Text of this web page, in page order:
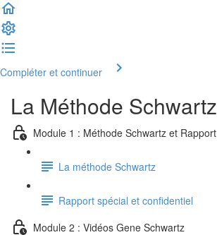
Compléter et continuer
La Méthode Schwartz
Module 1 : Méthode Schwartz et Rapport
La méthode Schwartz
Rapport spécial et confidentiel
Module 2 : Vidéos Gene Schwartz